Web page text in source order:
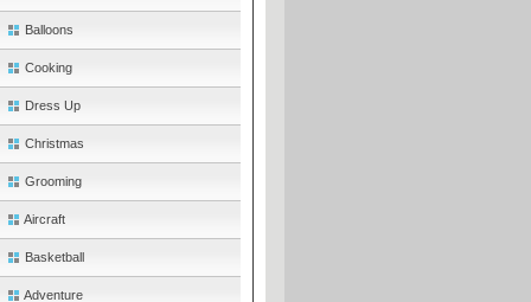
Balloons
Cooking
Dress Up
Christmas
Grooming
Aircraft
Basketball
Adventure